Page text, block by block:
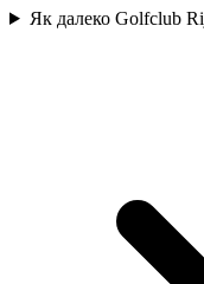
Як далеко Golfclub